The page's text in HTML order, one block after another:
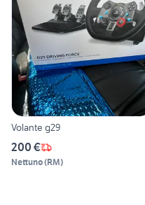
Volante g29
200 €
Nettuno(RM)